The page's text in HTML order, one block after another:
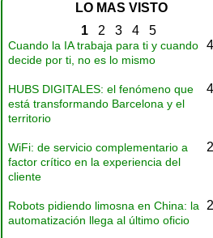
LO MAS VISTO
1 2 3 4 5
Cuando la IA trabaja para ti y cuando
decide por ti, no es lo mismo
HUBS DIGITALES: el fenómeno que
está transformando Barcelona y el
territorio
WiFi: de servicio complementario a
factor crítico en la experiencia del
cliente
Robots pidiendo limosna en China: la
automatización llega al último oficio